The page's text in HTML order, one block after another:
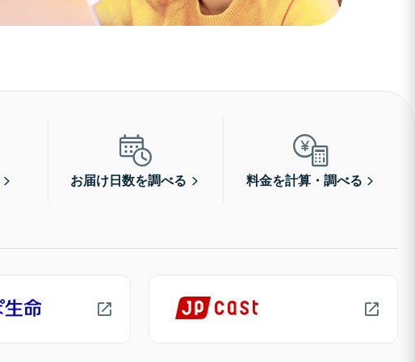
お届け日数を調べる 料金を計算・調べる